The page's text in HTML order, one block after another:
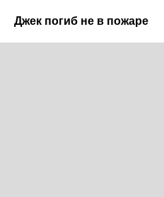
Джек погиб не в пожаре